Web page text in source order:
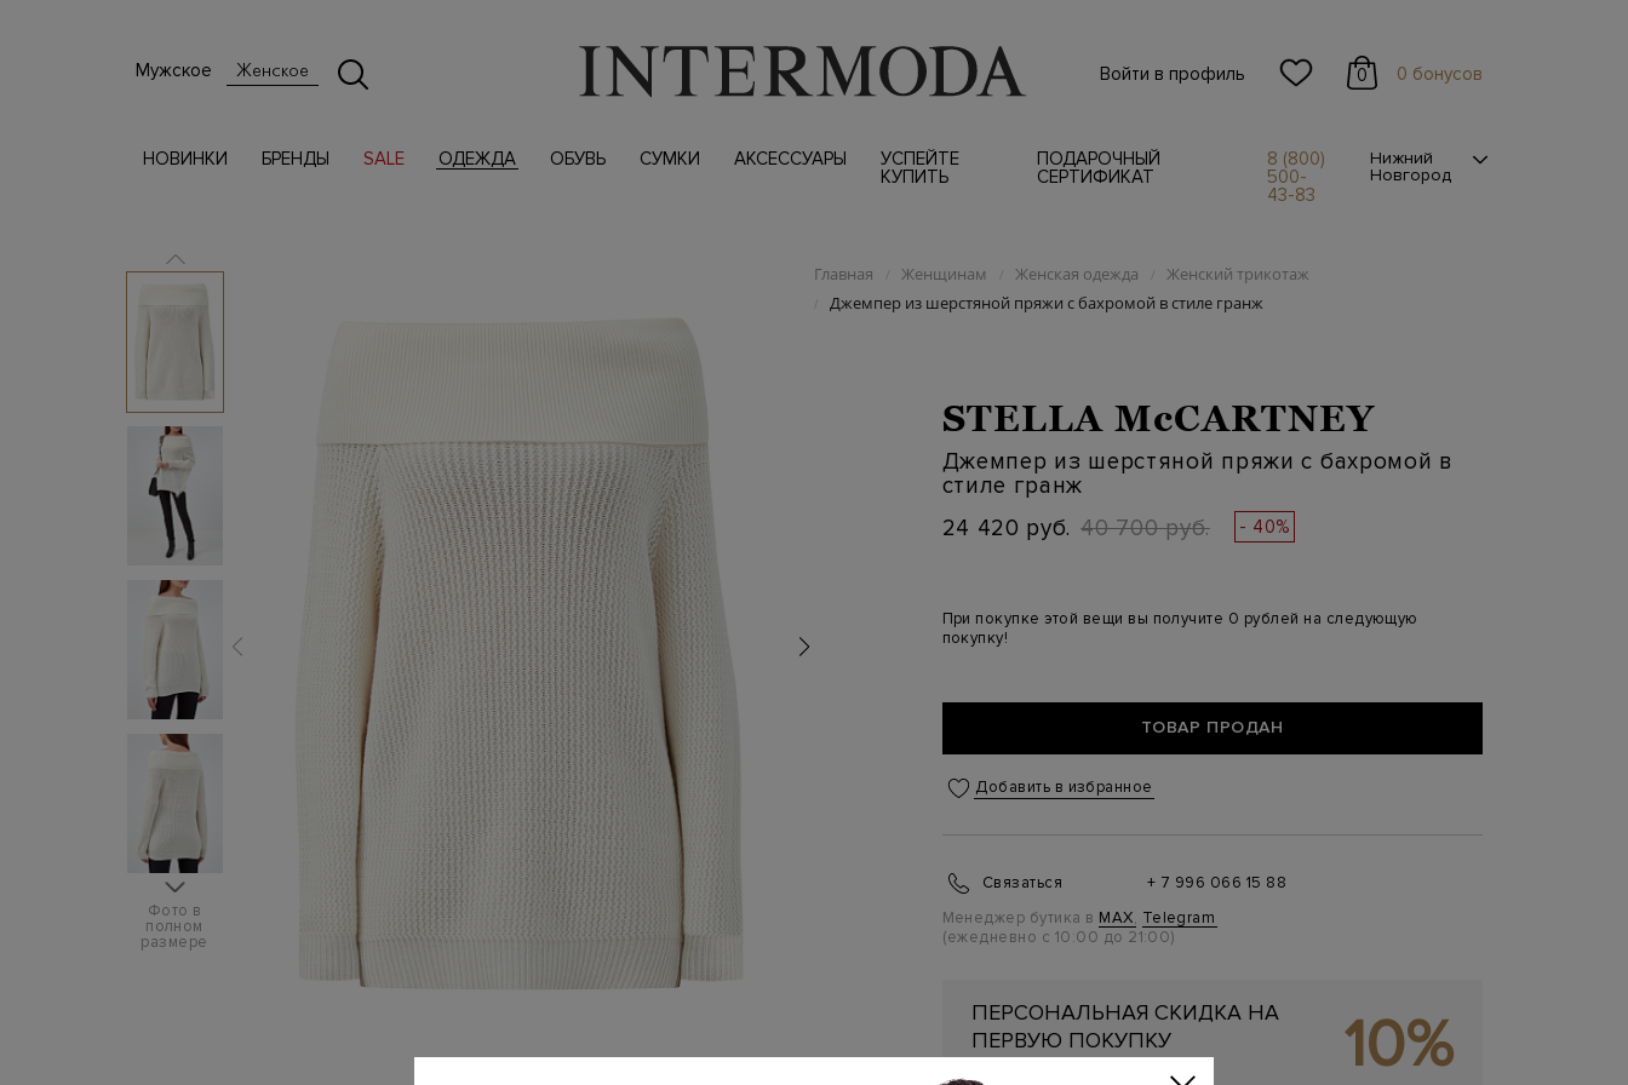
Мужское Женское Войти в профиль 0 0 бонусов
НОВИНКИ БРЕНДЫ SALE ОДЕЖДА ОБУВЬ СУМКИ АКСЕССУАРЫ
УСПЕЙТЕ
КУПИТЬ
ПОДАРОЧНЫЙ
СЕРТИФИКАТ
8 (800)
500-
43-83
Нижний
Новгород
Фото в
полном
размере
Главная / Женщинам / Женская одежда / Женский трикотаж
/ Джемпер из шерстяной пряжи с бахромой в стиле гранж
STELLA McCARTNEY
Джемпер из шерстяной пряжи с бахромой в
стиле гранж
24 420 руб. 40 700 руб. - 40%
При покупке этой вещи вы получите 0 рублей на следующую
покупку!
ТОВАР ПРОДАН
Добавить в избранное
Связаться
+ 7 996 066 15 88
Менеджер бутика в MAX, Telegram
(ежедневно с 10:00 до 21:00)
ПЕРСОНАЛЬНАЯ СКИДКА НА
ПЕРВУЮ ПОКУПКУ
Подробнее 10%